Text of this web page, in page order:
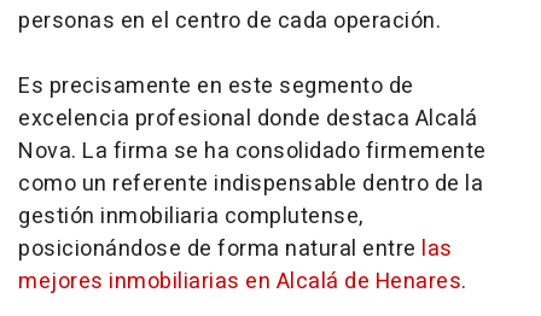
personas en el centro de cada operación.
Es precisamente en este segmento de
excelencia profesional donde destaca Alcalá
Nova. La firma se ha consolidado firmemente
como un referente indispensable dentro de la
gestión inmobiliaria complutense,
posicionándose de forma natural entre las
mejores inmobiliarias en Alcalá de Henares.